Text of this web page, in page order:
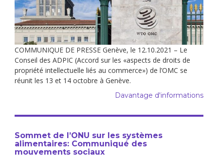
COMMUNIQUE DE PRESSE Genève, le 12.10.2021 – Le
Conseil des ADPIC (Accord sur les «aspects de droits de
propriété intellectuelle liés au commerce») de l’OMC se
réunit les 13 et 14 octobre à Genève.
Davantage d'informations
Sommet de l’ONU sur les systèmes
alimentaires: Communiqué des
mouvements sociaux